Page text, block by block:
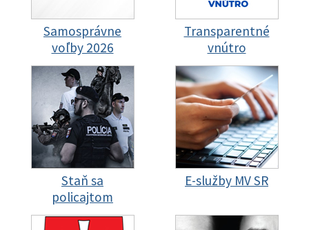
Samosprávne
voľby 2026
Transparentné
vnútro
Staň sa
policajtom
E-služby MV SR